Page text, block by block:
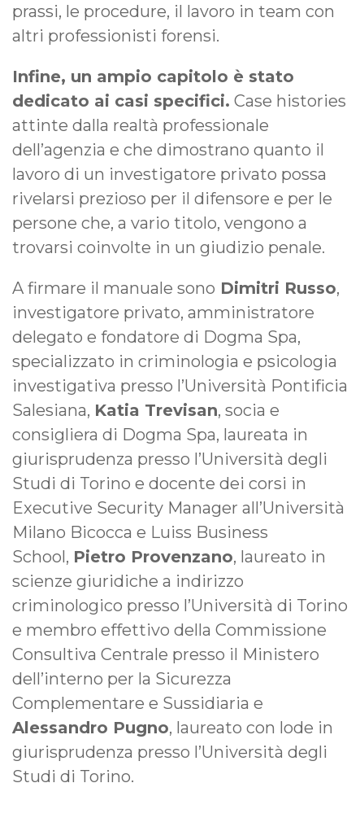
prassi, le procedure, il lavoro in team con
altri professionisti forensi.
Infine, un ampio capitolo è stato
dedicato ai casi specifici. Case histories
attinte dalla realtà professionale
dell’agenzia e che dimostrano quanto il
lavoro di un investigatore privato possa
rivelarsi prezioso per il difensore e per le
persone che, a vario titolo, vengono a
trovarsi coinvolte in un giudizio penale.
A firmare il manuale sono Dimitri Russo,
investigatore privato, amministratore
delegato e fondatore di Dogma Spa,
specializzato in criminologia e psicologia
investigativa presso l’Università Pontificia
Salesiana, Katia Trevisan, socia e
consigliera di Dogma Spa, laureata in
giurisprudenza presso l’Università degli
Studi di Torino e docente dei corsi in
Executive Security Manager all’Università
Milano Bicocca e Luiss Business
School, Pietro Provenzano, laureato in
scienze giuridiche a indirizzo
criminologico presso l’Università di Torino
e membro effettivo della Commissione
Consultiva Centrale presso il Ministero
dell’interno per la Sicurezza
Complementare e Sussidiaria e
Alessandro Pugno, laureato con lode in
giurisprudenza presso l’Università degli
Studi di Torino.